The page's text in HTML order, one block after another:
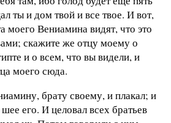
ты и дом твой и все твое. И вот,
моего Вениамина видят, что это
скажите же отцу моему о
и о всем, что вы видели, и
моего сюда.
брату своему, и плакал; и
его. И целовал всех братьев